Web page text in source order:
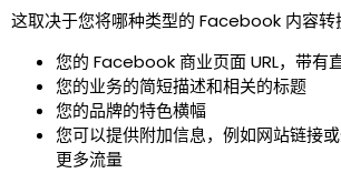
这取决于您将哪种类型的 Facebook 内容转
您的 Facebook 商业页面 URL，带有
您的业务的简短描述和相关的标题
您的品牌的特色横幅
您可以提供附加信息，例如网站链接
更多流量